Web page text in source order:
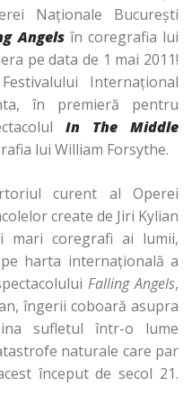
Naționale București
Angels în coregrafia lui
pe data de 1 mai 2011!
Internațional
în premieră pentru
In The Middle
lui William Forsythe.
curent al Operei
create de Jiri Kylian
mari coregrafi ai lumii,
harta internațională a
Falling Angels,
îngerii coboară asupra
sufletul într-o lume
naturale care par
început de secol 21.